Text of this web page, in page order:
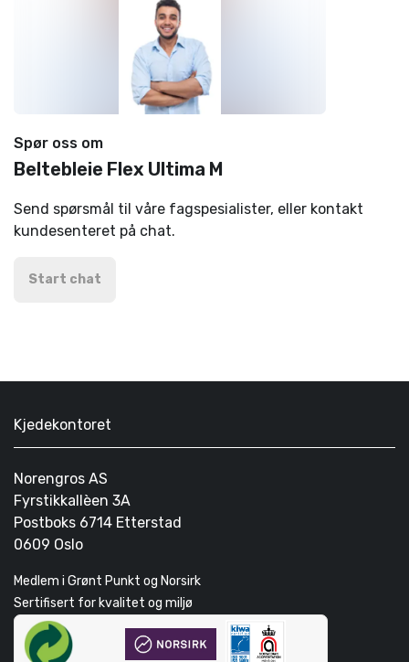
Spør oss om
Beltebleie Flex Ultima M
Send spørsmål til våre fagspesialister, eller kontakt
kundesenteret på chat.
Start chat
Kjedekontoret
Norengros AS
Fyrstikkallèen 3A
Postboks 6714 Etterstad
0609 Oslo
Medlem i Grønt Punkt og Norsirk
Sertifisert for kvalitet og miljø